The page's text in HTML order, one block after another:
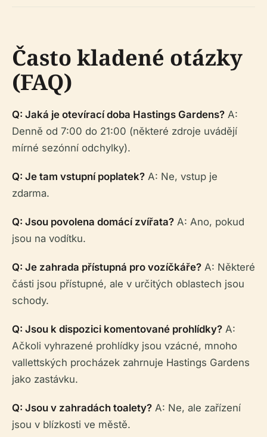
Často kladené otázky
(FAQ)
Q: Jaká je otevírací doba Hastings Gardens? A:
Denně od 7:00 do 21:00 (některé zdroje uvádějí
mírné sezónní odchylky).
Q: Je tam vstupní poplatek? A: Ne, vstup je
zdarma.
Q: Jsou povolena domácí zvířata? A: Ano, pokud
jsou na vodítku.
Q: Je zahrada přístupná pro vozíčkáře? A: Některé
části jsou přístupné, ale v určitých oblastech jsou
schody.
Q: Jsou k dispozici komentované prohlídky? A:
Ačkoli vyhrazené prohlídky jsou vzácné, mnoho
vallettských procházek zahrnuje Hastings Gardens
jako zastávku.
Q: Jsou v zahradách toalety? A: Ne, ale zařízení
jsou v blízkosti ve městě.